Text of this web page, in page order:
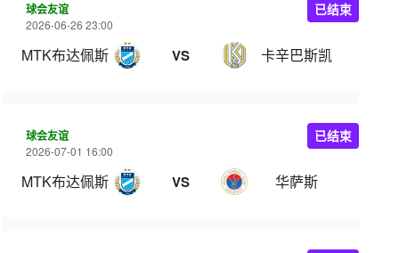
球会友谊
2026-06-26 23:00
MTK布达佩斯 VS 卡辛巴斯凯
已结束
球会友谊
2026-07-01 16:00
MTK布达佩斯 VS 华萨斯
已结束